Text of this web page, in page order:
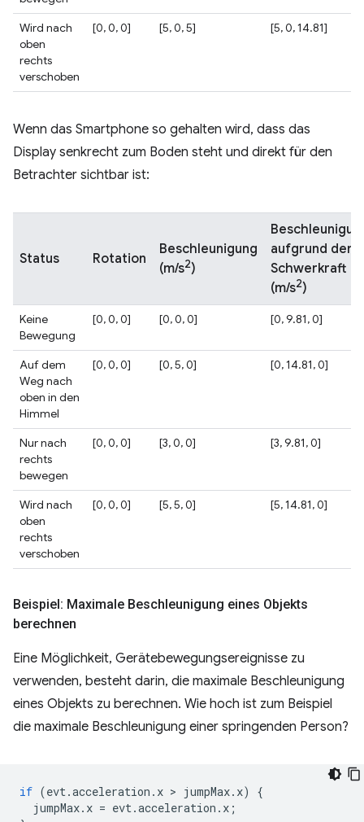
Wird nach
oben
rechts
verschoben
[0, 0, 0] [5, 0, 5] [5, 0, 14.81]
Wenn das Smartphone so gehalten wird, dass das
Display senkrecht zum Boden steht und direkt für den
Betrachter sichtbar ist:
Status Rotation
Beschleunigung
(m/s2)
aufgrund der
Schwerkraft
(m/s2)
Keine
Bewegung
[0, 0, 0] [0, 0, 0] [0, 9.81, 0]
Auf dem
Weg nach
oben in den
Himmel
[0, 0, 0] [0, 5, 0] [0, 14.81, 0]
Nur nach
rechts
bewegen
[0, 0, 0] [3, 0, 0] [3, 9.81, 0]
Wird nach
oben
rechts
verschoben
[0, 0, 0] [5, 5, 0] [5, 14.81, 0]
Beispiel: Maximale Beschleunigung eines Objekts
berechnen
Eine Möglichkeit, Gerätebewegungsereignisse zu
verwenden, besteht darin, die maximale Beschleunigung
eines Objekts zu berechnen. Wie hoch ist zum Beispiel
die maximale Beschleunigung einer springenden Person?
if (evt.acceleration . x > jumpMax. x)
{
jumpMax. x = evt.acceleration . x ;